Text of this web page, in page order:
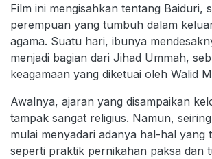
Film ini mengisahkan tentang Baiduri,
perempuan yang tumbuh dalam
agama. Suatu hari, ibunya
menjadi bagian dari Jihad Ummah,
keagamaan yang diketuai oleh Walid
Awalnya, ajaran yang disampaikan
tampak sangat religius. Namun,
mulai menyadari adanya hal-hal yang
seperti praktik pernikahan paksa dan